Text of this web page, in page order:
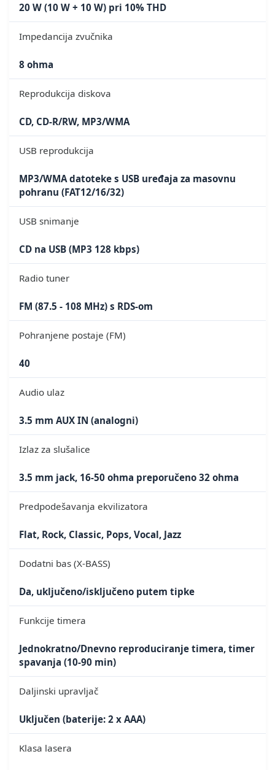
20 W (10 W + 10 W) pri 10% THD
Impedancija zvučnika
8 ohma
Reprodukcija diskova
CD, CD-R/RW, MP3/WMA
USB reprodukcija
MP3/WMA datoteke s USB uređaja za masovnu
pohranu (FAT12/16/32)
USB snimanje
CD na USB (MP3 128 kbps)
Radio tuner
FM (87.5 - 108 MHz) s RDS-om
Pohranjene postaje (FM)
40
Audio ulaz
3.5 mm AUX IN (analogni)
Izlaz za slušalice
3.5 mm jack, 16-50 ohma preporučeno 32 ohma
Predpodešavanja ekvilizatora
Flat, Rock, Classic, Pops, Vocal, Jazz
Dodatni bas (X-BASS)
Da, uključeno/isključeno putem tipke
Funkcije timera
Jednokratno/Dnevno reproduciranje timera, timer
spavanja (10-90 min)
Daljinski upravljač
Uključen (baterije: 2 x AAA)
Klasa lasera